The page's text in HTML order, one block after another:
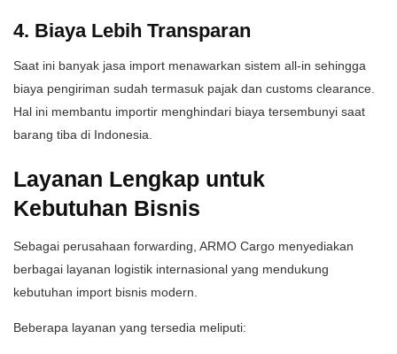
4. Biaya Lebih Transparan
Saat ini banyak jasa import menawarkan sistem all-in sehingga
biaya pengiriman sudah termasuk pajak dan customs clearance.
Hal ini membantu importir menghindari biaya tersembunyi saat
barang tiba di Indonesia.
Layanan Lengkap untuk
Kebutuhan Bisnis
Sebagai perusahaan forwarding, ARMO Cargo menyediakan
berbagai layanan logistik internasional yang mendukung
kebutuhan import bisnis modern.
Beberapa layanan yang tersedia meliputi: